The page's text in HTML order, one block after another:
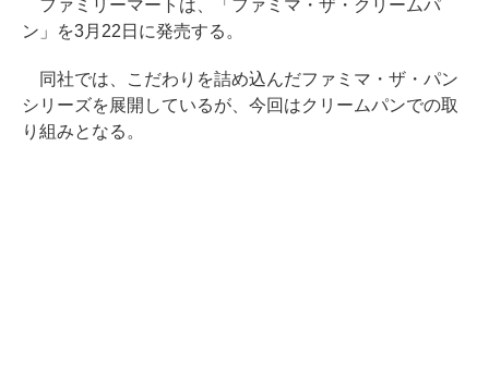
ファミリーマートは、「ファミマ・ザ・クリームパ
ン」を3月22日に発売する。
同社では、こだわりを詰め込んだファミマ・ザ・パン
シリーズを展開しているが、今回はクリームパンでの取
り組みとなる。